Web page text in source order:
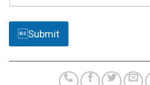
J
p
Submit